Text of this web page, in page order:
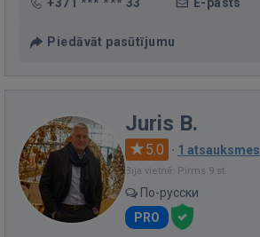
Piedāvāt pasūtījumu
Juris B.
5.0 · 1 atsauksmes
Bija vietnē: Pirms 9 st.
По-русски
PRO